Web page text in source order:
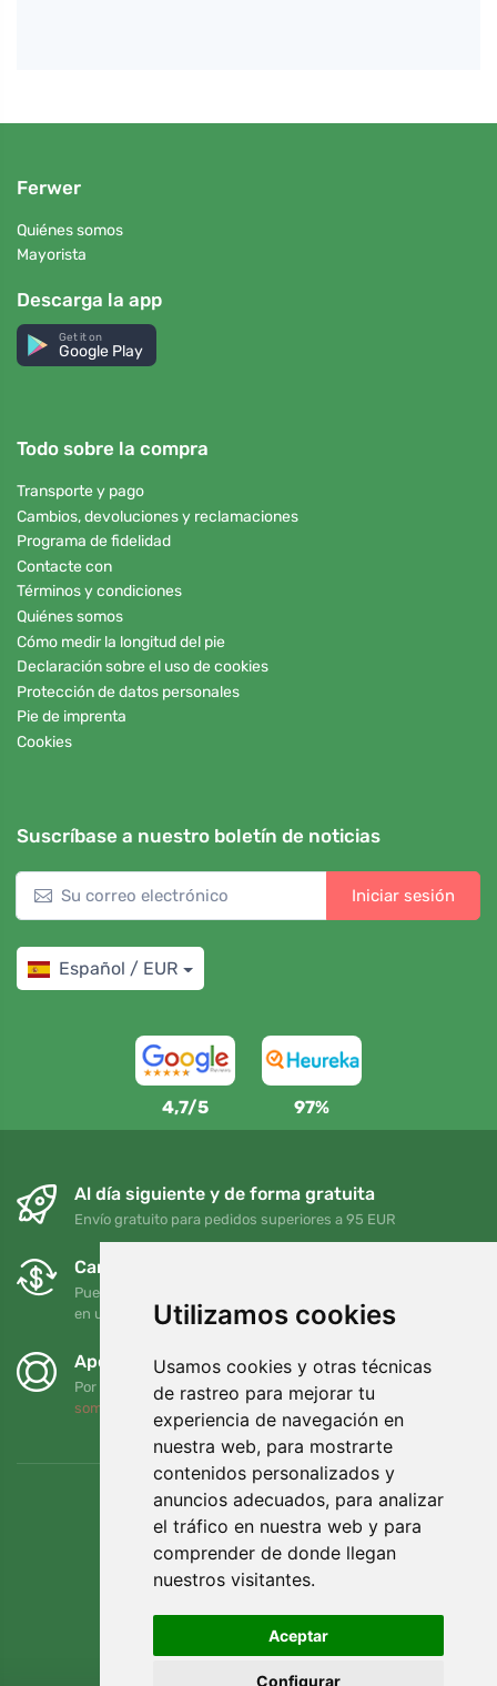
Utilizamos cookies
Usamos cookies y otras técnicas
de rastreo para mejorar tu
experiencia de navegación en
nuestra web, para mostrarte
contenidos personalizados y
anuncios adecuados, para analizar
el tráfico en nuestra web y para
comprender de donde llegan
nuestros visitantes.
Aceptar
Configurar
Ferwer
Quiénes somos
Mayorista
Descarga la app
Get it on
Google Play
Todo sobre la compra
Transporte y pago
Cambios, devoluciones y reclamaciones
Programa de fidelidad
Contacte con
Términos y condiciones
Quiénes somos
Cómo medir la longitud del pie
Declaración sobre el uso de cookies
Protección de datos personales
Pie de imprenta
Cookies
Suscríbase a nuestro boletín de noticias
Iniciar sesión
Español / EUR
4,7/5 97%
Al día siguiente y de forma gratuita
Envío gratuito para pedidos superiores a 95 EUR
Cambios y devoluciones gratuitos
Puede devolver o cambiar su pedido en cualquier momento
en un plazo de 90 días
Apoyamos a Trees.org
Por cada pedido plantamos un árbol. Leer más
somos